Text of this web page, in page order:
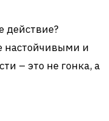
действие?
настойчивыми и
– это не гонка, а